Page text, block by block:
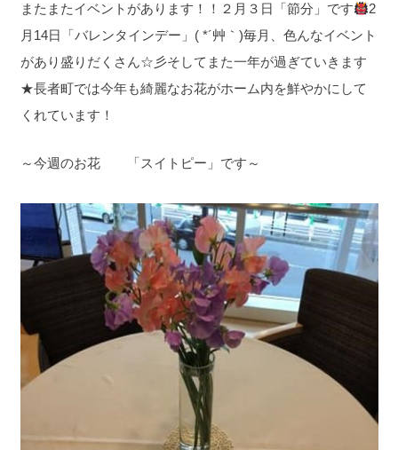
またまたイベントがあります！！２月３日「節分」です
2
月14日「バレンタインデー」( *´艸｀)毎月、色んなイベント
があり盛りだくさん☆彡そしてまた一年が過ぎていきます
★長者町では今年も綺麗なお花がホーム内を鮮やかにして
くれています！
～今週のお花 「スイトピー」です～